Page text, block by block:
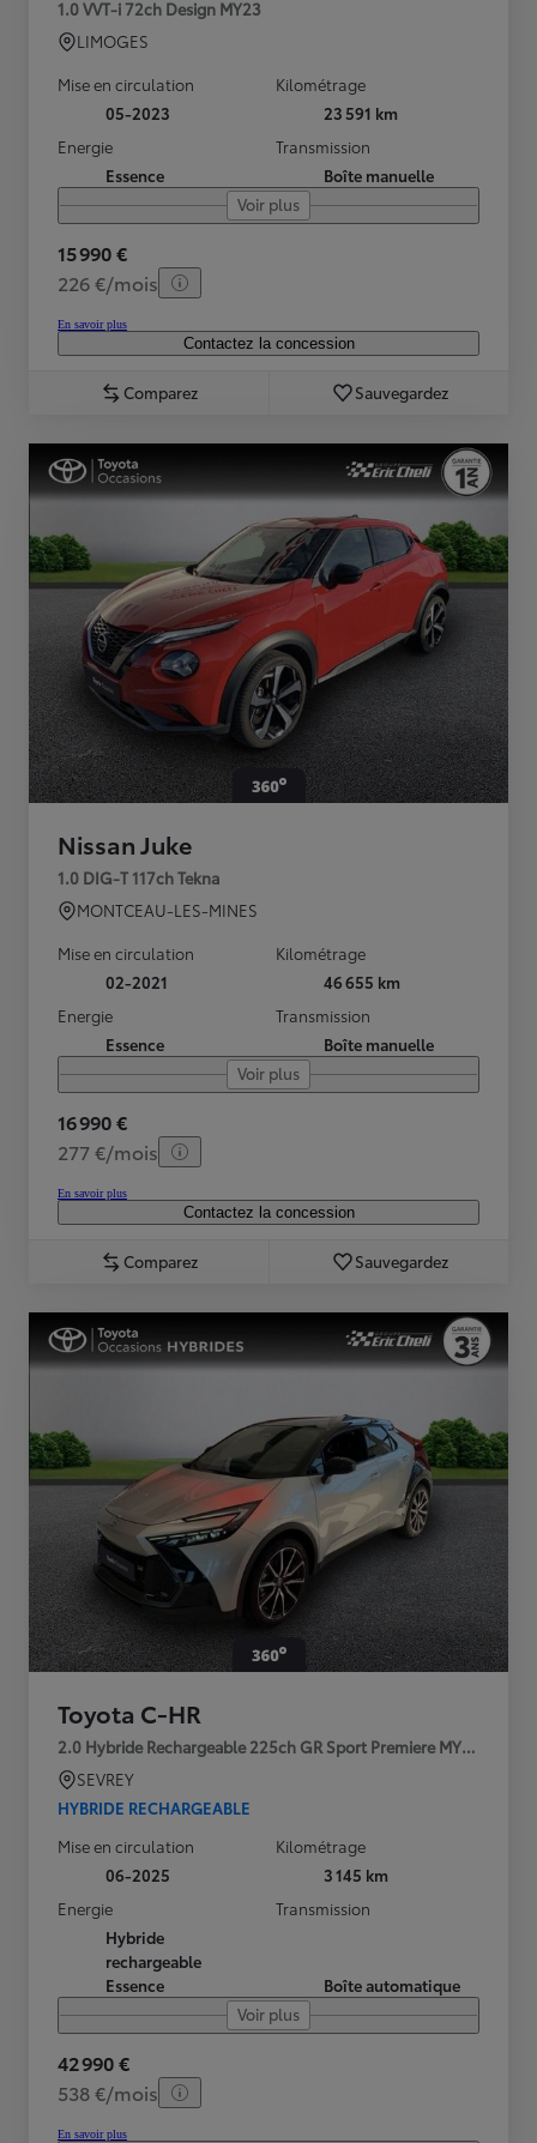
1.0 VVT-i 72ch Design MY23
LIMOGES
Mise en circulation
05-2023
Kilométrage
23 591 km
Energie
Essence
Transmission
Boîte manuelle
Voir plus
15 990 €
226 €/mois
En savoir plus
Contactez la concession
Comparez Sauvegardez
Nissan Juke
1.0 DIG-T 117ch Tekna
MONTCEAU-LES-MINES
Mise en circulation
02-2021
Kilométrage
46 655 km
Energie
Essence
Transmission
Boîte manuelle
Voir plus
16 990 €
277 €/mois
En savoir plus
Contactez la concession
Comparez Sauvegardez
Toyota C-HR
2.0 Hybride Rechargeable 225ch GR Sport Premiere MY25
SEVREY
HYBRIDE RECHARGEABLE
Mise en circulation
06-2025
Kilométrage
3 145 km
Energie
Hybride
rechargeable
Essence
Transmission
Boîte automatique
Voir plus
42 990 €
538 €/mois
En savoir plus